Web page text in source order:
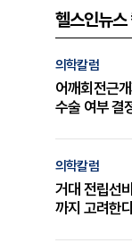
헬스인뉴스
의학칼럼
어깨회전근
수술 여부 결
의학칼럼
거대 전립선
까지 고려한